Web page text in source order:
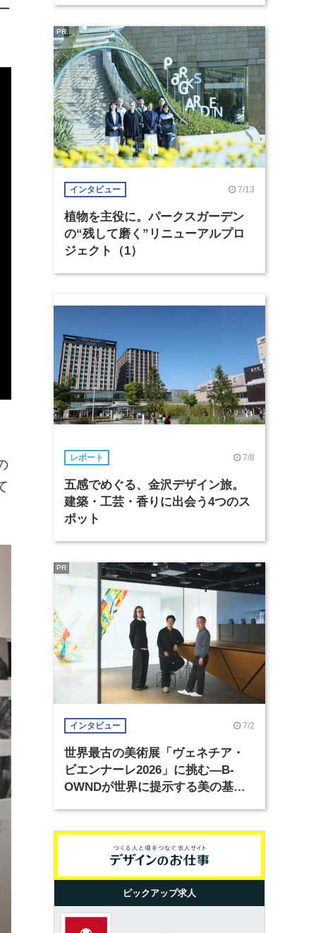
インタビュー 7/13
植物を主役に。パークスガーデン
の“残して磨く”リニューアルプロ
ジェクト（1）
PR
レポート 7/8
五感でめぐる、金沢デザイン旅。
建築・工芸・香りに出会う4つのス
ポット
インタビュー 7/2
世界最古の美術展「ヴェネチア・
ビエンナーレ2026」に挑む―B-
OWNDが世界に提示する美の基準
PR
ピックアップ求人